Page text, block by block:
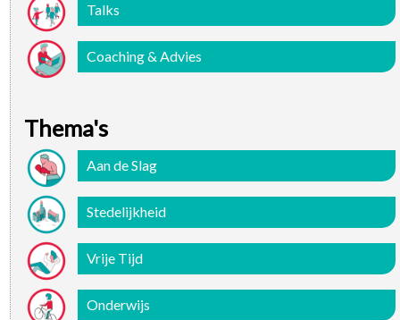
Talks
Coaching & Advies
Thema's
Aan de Slag
Stedelijkheid
Vrije Tijd
Onderwijs